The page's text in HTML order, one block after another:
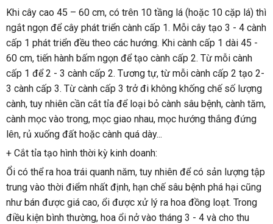
Khi cây cao 45 – 60 cm, có trên 10 tầng lá (hoặc 10 cặp lá) thì
ngắt ngọn để cây phát triển cành cấp 1. Mỗi cây tạo 3 - 4 cành
cấp 1 phát triển đều theo các hướng. Khi cành cấp 1 dài 45 -
60 cm, tiến hành bấm ngọn để tạo cành cấp 2. Từ mỗi cành
cấp 1 để 2 - 3 cành cấp 2. Tương tự, từ mỗi cành cấp 2 tạo 2-
3 cành cấp 3. Từ cành cấp 3 trở đi không khống chế số lượng
cành, tuy nhiên cần cắt tỉa để loại bỏ cành sâu bệnh, cành tăm,
cành mọc vào trong, mọc giao nhau, mọc hướng thắng đứng
lên, rủ xuống đất hoặc cành quá dày...
+ Cắt tỉa tạo hình thời kỳ kinh doanh:
Ổi có thể ra hoa trái quanh năm, tuy nhiên để có sản lượng tập
trung vào thời điểm nhất định, hạn chế sâu bệnh phá hại cũng
như bán được giá cao, ổi được xử lý ra hoa đồng loạt. Trong
điều kiện bình thường, hoa ổi nở vào tháng 3 - 4 và cho thu